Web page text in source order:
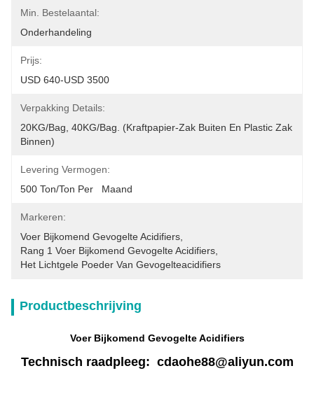
Min. Bestelaantal:
Onderhandeling
Prijs:
USD 640-USD 3500
Verpakking Details:
20KG/Bag, 40KG/Bag. (Kraftpapier-Zak Buiten En Plastic Zak
Binnen)
Levering Vermogen:
500 Ton/Ton Per   Maand
Markeren:
Voer Bijkomend Gevogelte Acidifiers
Rang 1 Voer Bijkomend Gevogelte Acidifiers
Het Lichtgele Poeder Van Gevogelteacidifiers
Productbeschrijving
Voer Bijkomend Gevogelte Acidifiers
Technisch raadpleeg: cdaohe88@aliyun.com